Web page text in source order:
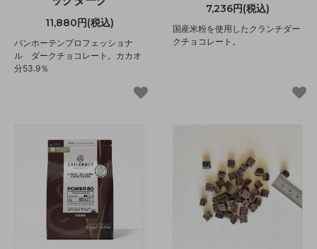
11,880円(税込)
バンホーテンプロフェッショナ
ル ダークチョコレート。カカオ
分53.9％
7,236円(税込)
国産米粉を使用したクランチダー
クチョコレート。